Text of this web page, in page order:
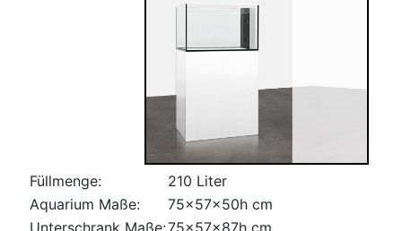
Füllmenge:
210 Liter
Aquarium Maße:
75x57x50h cm